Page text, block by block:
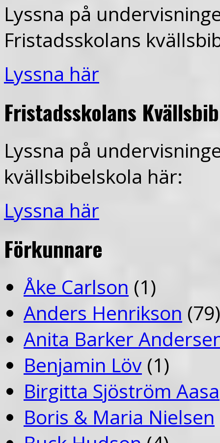
Lyssna på
Fristadsskolans
Lyssna här
Fristadsskolans
Lyssna på
kvällsbibelskola här:
Lyssna här
Förkunnare
Åke Carlson (1)
Anders Henrikson (79)
Anita Barker
Benjamin Löv (1)
Birgitta Sjöström Aasa
Boris & Maria Nielsen